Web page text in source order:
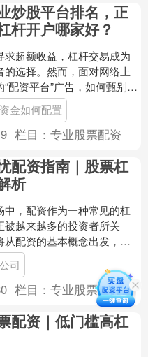
炒股平台排名，正
杆开户哪家好？
求超额收益，杠杆交易成为
的选择。然而，面对网络上
配资平台”广告，如何甄别其
性，并选择一家正规可靠
开户机构，....
金如何配置
栏目：专业股票配资
配资指南｜股票杠
析
中，配资作为一种常见的杠
被越来越多的投资者所关
从配资的基本概念出发，结
台的使用场景，为您解析
的核心要点。 ....
司
栏目：专业股票配资
配资｜低门槛高杠